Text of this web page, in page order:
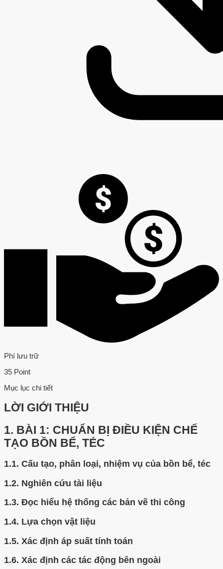
Phí lưu trữ
35 Point
Mục lục chi tiết
LỜI GIỚI THIỆU
1. BÀI 1: CHUẨN BỊ ĐIỀU KIỆN CHẾ
TẠO BỒN BỂ, TÉC
1.1. Cấu tạo, phân loại, nhiệm vụ của bồn bể, téc
1.2. Nghiên cứu tài liệu
1.3. Đọc hiểu hệ thống các bản vẽ thi công
1.4. Lựa chọn vật liệu
1.5. Xác định áp suất tính toán
1.6. Xác định các tác động bên ngoài